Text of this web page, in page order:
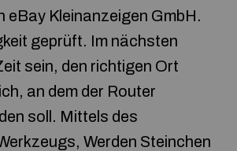
eBay Kleinanzeigen GmbH.
geprüft. Im nächsten
sein, den richtigen Ort
an dem der Router
soll. Mittels des
Werden Steinchen